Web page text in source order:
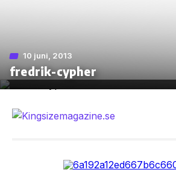
Skip
the
10 juni, 2013
fredrik-cypher